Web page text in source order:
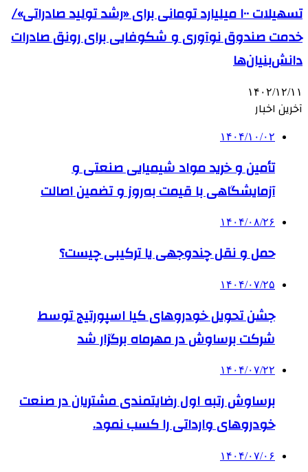
تسهیلات ۱۰۰ میلیارد تومانی برای «رشد تولید صادراتی»/
خدمت صندوق نوآوری و شکوفایی برای رونق صادرات
دانش‌بنیان‌ها
۱۴۰۲/۱۲/۱۱
آخرین اخبار
۱۴۰۴/۱۰/۰۲
تأمین و خرید مواد شیمیایی صنعتی و
آزمایشگاهی با قیمت به‌روز و تضمین اصالت
۱۴۰۴/۰۸/۲۶
حمل و نقل چندوجهی یا ترکیبی چیست؟
۱۴۰۴/۰۷/۲۵
جشن تحویل خودروهای کیا اسپورتیج توسط
شرکت برساوش در مهرماه برگزار شد
۱۴۰۴/۰۷/۲۲
برساوش رتبه اول رضایتمندی مشتریان در صنعت
خودروهای وارداتی را کسب نمود.
۱۴۰۴/۰۷/۰۶